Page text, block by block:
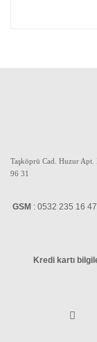
Taşköprü Cad. Huzur Apt.
96 31
GSM : 0532 235 16
Kredi kartı